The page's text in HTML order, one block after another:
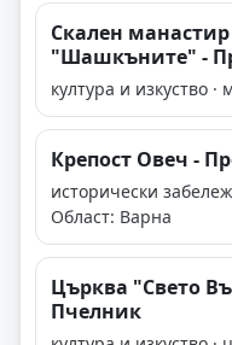
Скален
"Шашкъните" -
култура и изкуство ·
Крепост Овеч -
исторически
Област: Варна
Църква "Свето
Пчелник